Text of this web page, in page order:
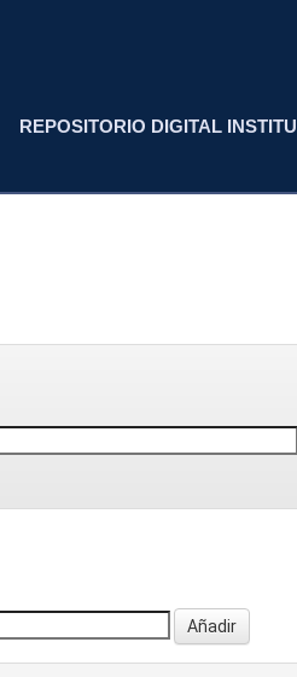
REPOSITORIO DIGITAL